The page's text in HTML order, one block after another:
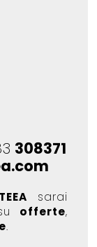
308371
sarai
offerte,
.